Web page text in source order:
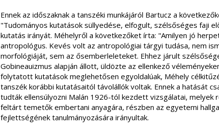
Ennek az időszaknak a tanszéki munkájáról Bartucz a
"Tudományos kutatások süllyedése, elfogult, szélsőséges faji
kutatás irányát. Méhelyről a következőket írta: "Amilyen jó
antropológus. Kevés volt az antropológiai tárgyi tudása, nem
morfológiáját, sem az ősemberleleteket. Ehhez járult
Gobineauizmus alapján állott, üldözte az ellenkező
folytatott kutatások meglehetősen egyoldalúak, Méhely
tanszék korábbi kutatásaitól távolállók voltak. Ennek a hatását
tudták ellensúlyozni Malán 1926-tól kezdett vizsgálatai, melyek
feltárt temetők embertani anyagára, részben az egyetemi
fejlettségének tanulmányozására irányultak.